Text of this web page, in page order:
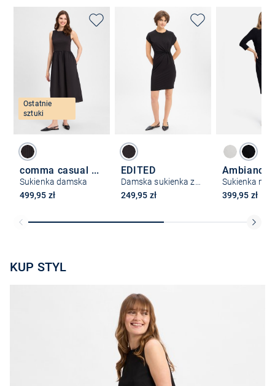
Ostatnie
sztuki
comma casual identity
Sukienka damska
499,95 zł
EDITED
Damska sukienka z dżerseju
249,95 zł
Ambiance
399,95 zł
KUP STYL